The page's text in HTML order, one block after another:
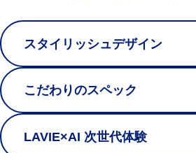
スタイリッシュデザイン
こだわりのスペック
LAVIE×AI 次世代体験